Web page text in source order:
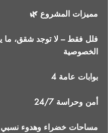
🌿 مميزات المشروع
فلل فقط – لا توجد شقق، ما
الخصوصية
4 بوابات عامة
أمن وحراسة 24/7
مساحات خضراء وهدوء نسبي